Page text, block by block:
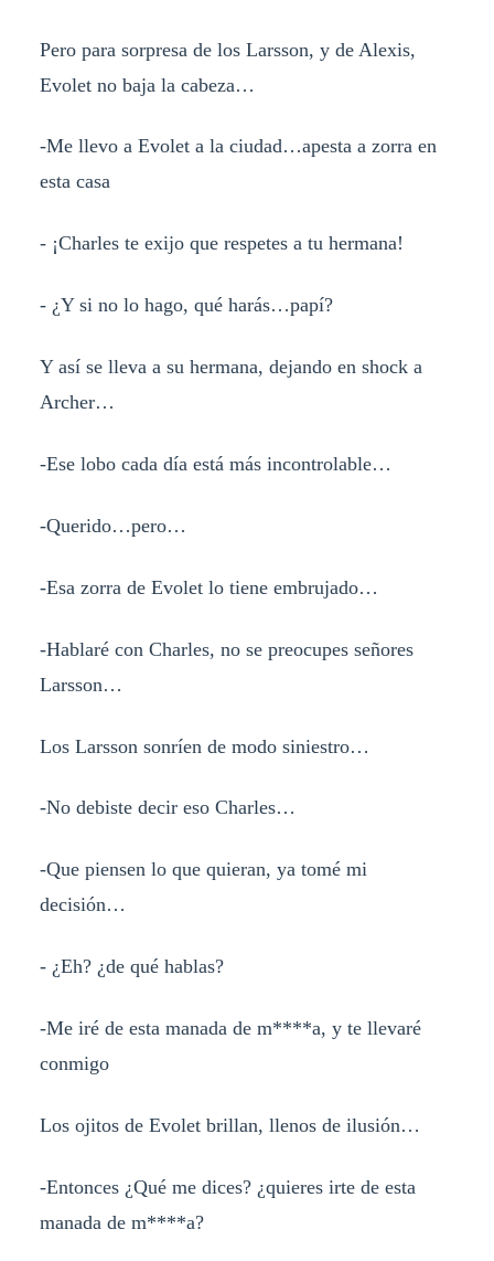
Pero para sorpresa de los Larsson, y de Alexis,
Evolet no baja la cabeza…
-Me llevo a Evolet a la ciudad…apesta a zorra en
esta casa
- ¡Charles te exijo que respetes a tu hermana!
- ¿Y si no lo hago, qué harás…papí?
Y así se lleva a su hermana, dejando en shock a
Archer…
-Ese lobo cada día está más incontrolable…
-Querido…pero…
-Esa zorra de Evolet lo tiene embrujado…
-Hablaré con Charles, no se preocupes señores
Larsson…
Los Larsson sonríen de modo siniestro…
-No debiste decir eso Charles…
-Que piensen lo que quieran, ya tomé mi
decisión…
- ¿Eh? ¿de qué hablas?
-Me iré de esta manada de m****a, y te llevaré
conmigo
Los ojitos de Evolet brillan, llenos de ilusión…
-Entonces ¿Qué me dices? ¿quieres irte de esta
manada de m****a?